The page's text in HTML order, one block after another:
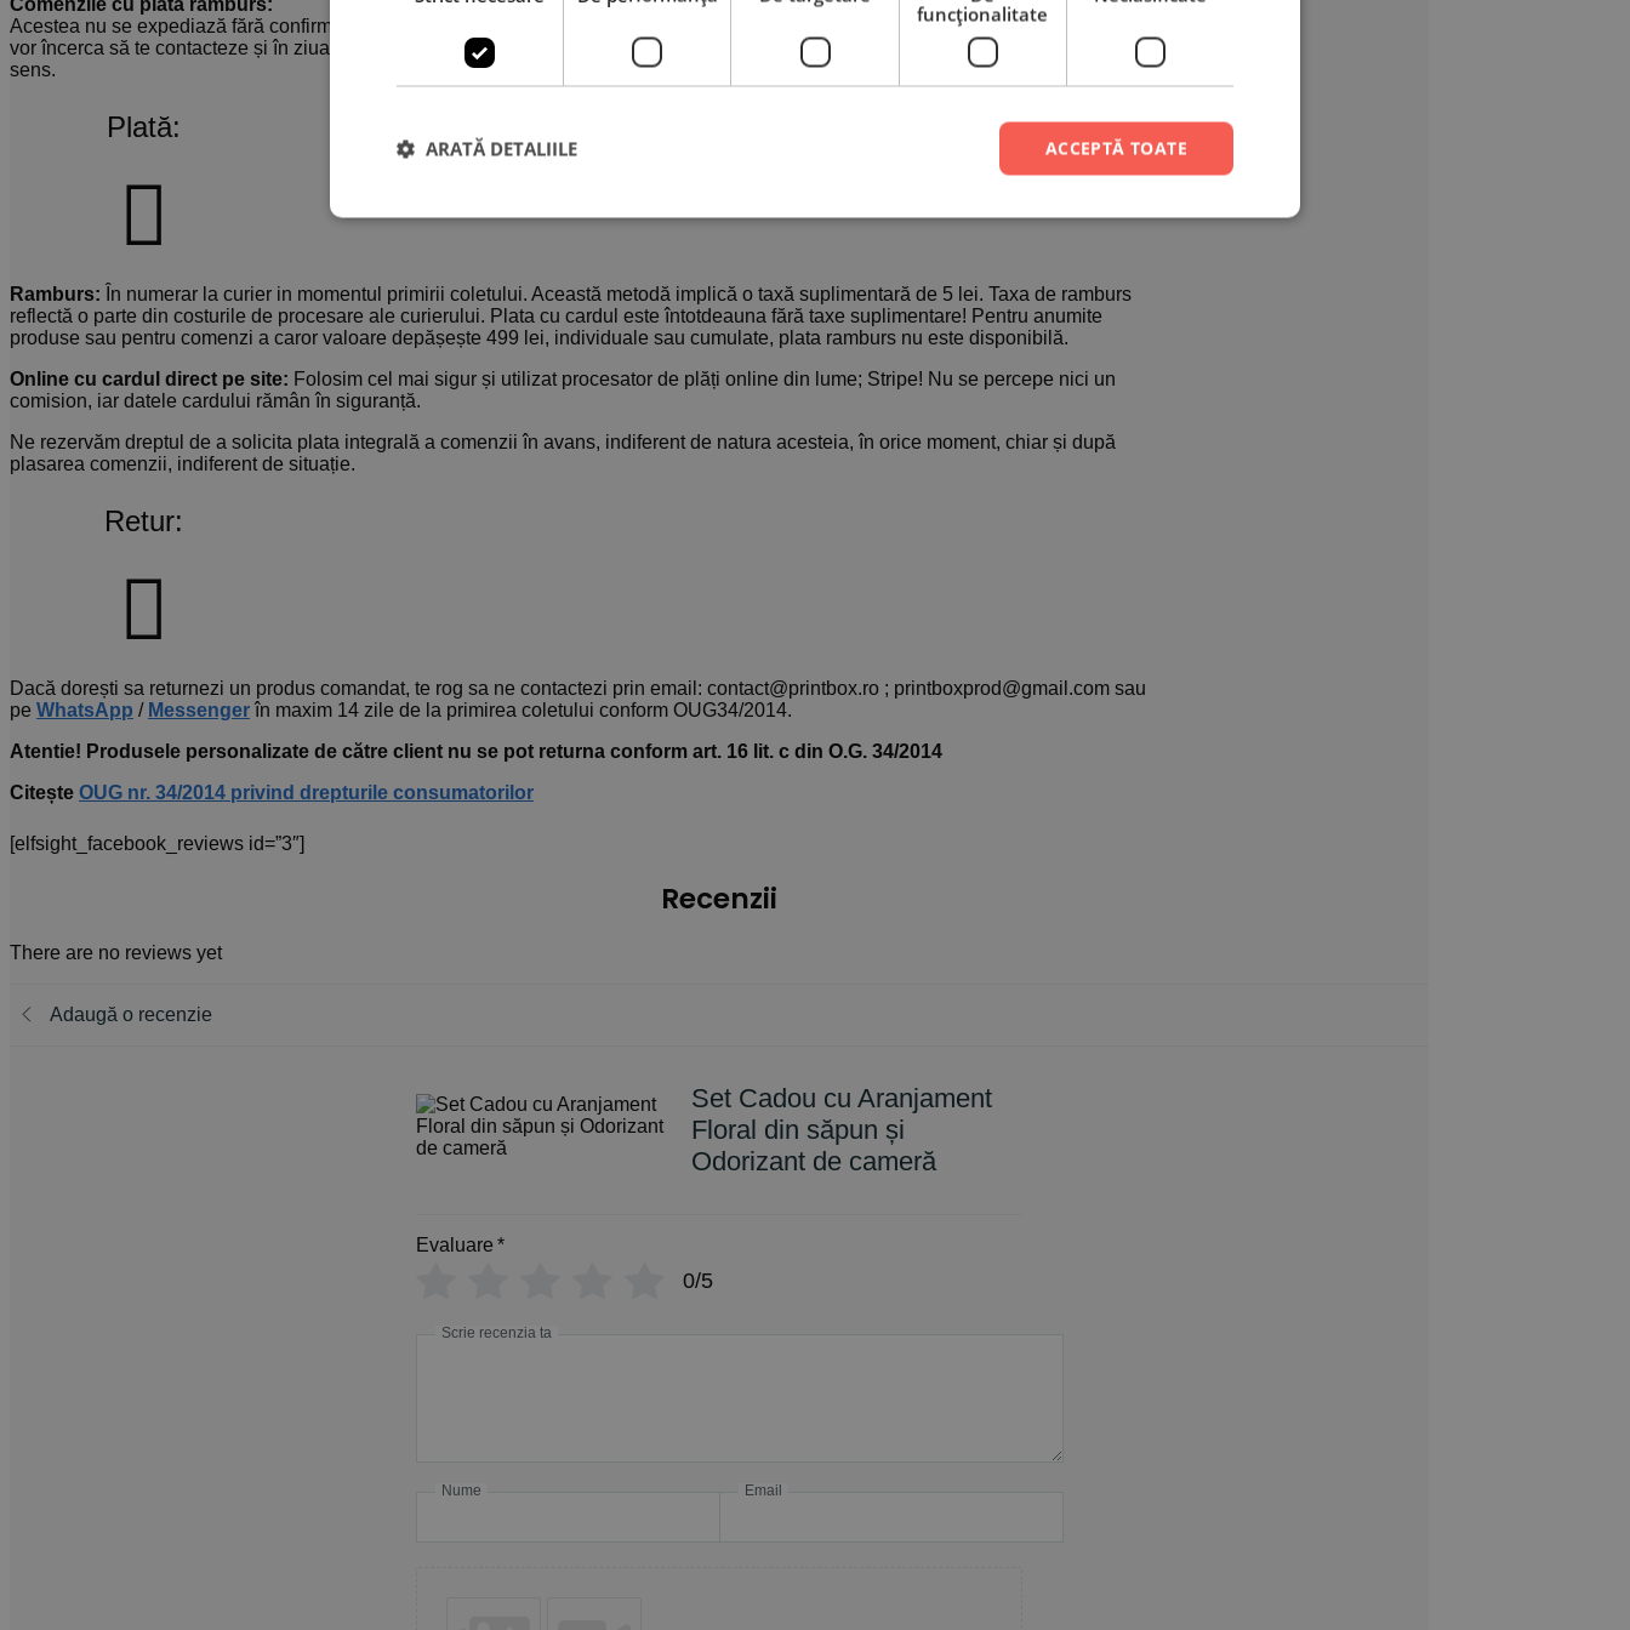
Comenzile cu plata ramburs:
Acestea nu se expediază fără confirmare. Dacă nu răspunzi colegilor noștri când te contactează sau dacă telefonul este închis, aceștia
vor încerca să te contacteze și în ziua următoare. Dacă nu se reușește nici atunci, comanda se va anula și vei primi un email în acest
sens.
Plată:
Ramburs: În numerar la curier in momentul primirii coletului. Această metodă implică o taxă suplimentară de 5 lei. Taxa de ramburs
reflectă o parte din costurile de procesare ale curierului. Plata cu cardul este întotdeauna fără taxe suplimentare! Pentru anumite
produse sau pentru comenzi a caror valoare depășește 499 lei, individuale sau cumulate, plata ramburs nu este disponibilă.
Online cu cardul direct pe site: Folosim cel mai sigur și utilizat procesator de plăți online din lume; Stripe! Nu se percepe nici un
comision, iar datele cardului rămân în siguranță.
Ne rezervăm dreptul de a solicita plata integrală a comenzii în avans, indiferent de natura acesteia, în orice moment, chiar și după
plasarea comenzii, indiferent de situație.
Retur:
Dacă dorești sa returnezi un produs comandat, te rog sa ne contactezi prin email: contact@printbox.ro ; printboxprod@gmail.com sau
pe WhatsApp / Messenger în maxim 14 zile de la primirea coletului conform OUG34/2014.
Atentie! Produsele personalizate de către client nu se pot returna conform art. 16 lit. c din O.G. 34/2014
Citește OUG nr. 34/2014 privind drepturile consumatorilor
[elfsight_facebook_reviews id=”3″]
Recenzii
There are no reviews yet
Adaugă o recenzie
Set Cadou cu Aranjament
Floral din săpun și
Odorizant de cameră
Evaluare *
0/5
Scrie recenzia ta
Nume Email
funcţionalitate
ACCEPTĂ TOATE
ARATĂ DETALIILE